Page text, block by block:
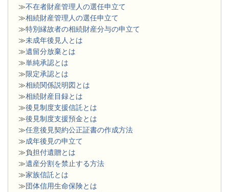
≫不在者財産管理人の選任申立て
≫相続財産管理人の選任申立て
≫特別縁故者の相続財産分与の申立て
≫未成年後見人とは
≫遺留分放棄とは
≫単純承認とは
≫限定承認とは
≫相続関係説明図とは
≫相続財産目録とは
≫後見制度支援信託とは
≫後見制度支援預金とは
≫任意後見契約公正証書の作成方法
≫成年後見の申立て
≫負担付遺贈とは
≫遺産分割を禁止する方法
≫家族信託とは
≫団体信用生命保険とは